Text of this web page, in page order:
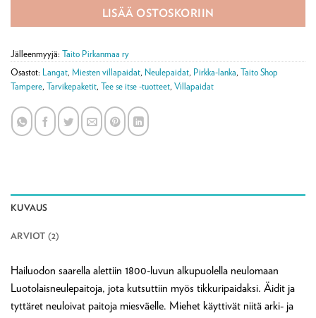
LISÄÄ OSTOSKORIIN
Jälleenmyyjä: Taito Pirkanmaa ry
Osastot: Langat, Miesten villapaidat, Neulepaidat, Pirkka-lanka, Taito Shop
Tampere, Tarvikepaketit, Tee se itse -tuotteet, Villapaidat
KUVAUS
ARVIOT (2)
Hailuodon saarella alettiin 1800-luvun alkupuolella neulomaan
Luotolaisneulepaitoja, jota kutsuttiin myös tikkuripaidaksi. Äidit ja
tyttäret neuloivat paitoja miesväelle. Miehet käyttivät niitä arki- ja